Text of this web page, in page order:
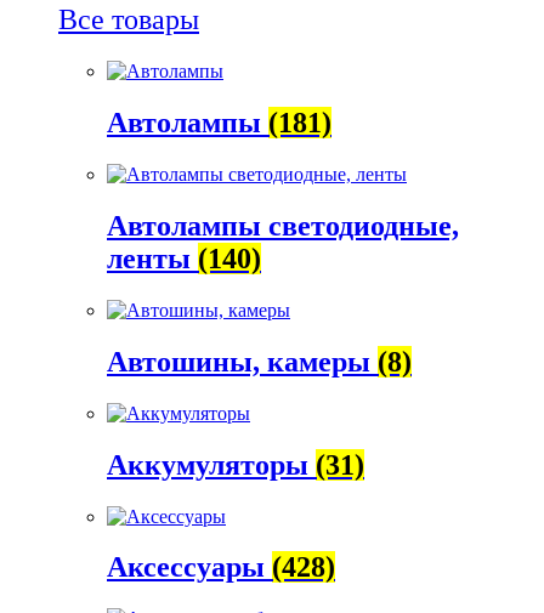
Все товары
Автолампы (181)
Автолампы светодиодные,
ленты (140)
Автошины, камеры (8)
Аккумуляторы (31)
Аксессуары (428)